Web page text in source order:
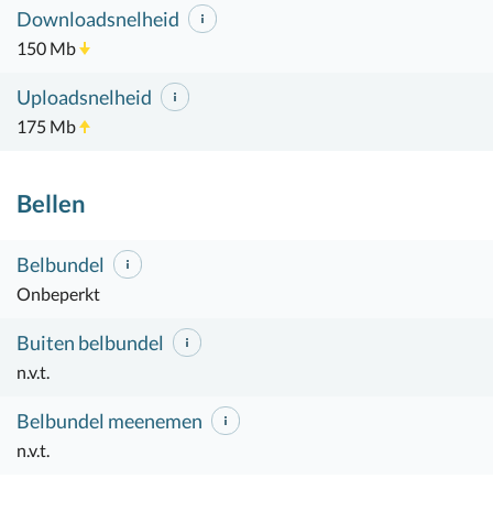
Downloadsnelheid
150 Mb
Uploadsnelheid
175 Mb
Bellen
Belbundel
Onbeperkt
Buiten belbundel
n.v.t.
Belbundel meenemen
n.v.t.